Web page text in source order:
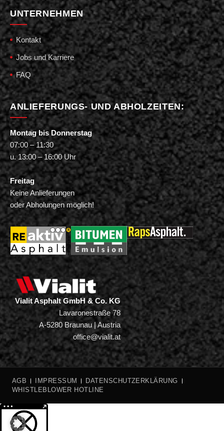
UNTERNEHMEN
Kontakt
Jobs und Karriere
FAQ
ANLIEFERUNGS- UND ABHOLZEITEN:
Montag bis Donnerstag
07:00 – 11:30
u. 13:00 – 16:00 Uhr
Freitag
Keine Anlieferungen
oder Abholungen möglich!
Vialit Asphalt GmbH & Co. KG
Lavaronestraße 78
A-5280 Braunau | Austria
office@vialit.at
AGB IMPRESSUM
DATENSCHUTZERKLÄRUNG
WHISTLEBLOWER HOTLINE
Weitere Informationen über den gesperrten Inhalt.